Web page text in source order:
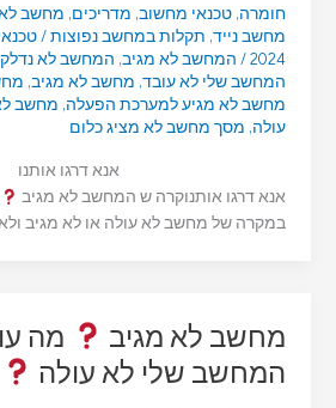
חומרה, טכנאי מחשוב, מדריכים, מחשב לא
מחשב נייד, תקלות במחשב נפוצות/
2024
/ המחשב לא מגיב, המחשב לא נדלק
המחשב שלי לא עובד, מחשב לא מגיב,
מחשב לא מגיע למערכת הפעלה, מחשב
עולה, מסך מחשב לא מציג כלום
אנא דרגו אותנו
אנא דרגו אותנוקרה ש המחשב לא מגיב
במקרה של מחשב לא עולה או לא מגיב
מחשב לא מגיב
מה
המחשב שלי לא עולה